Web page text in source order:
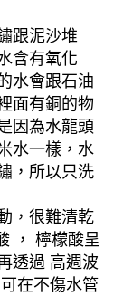
跟泥沙堆
含有氧化
水會跟石油
面有銅的物
因為水龍頭
水一樣，水
，所以只洗
，很難清乾
， 檸檬酸呈
透過 高週波
在不傷水管